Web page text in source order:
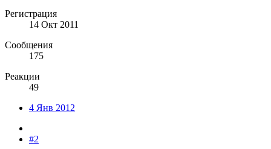
Регистрация
14 Окт 2011
Сообщения
175
Реакции
49
4 Янв 2012
#2